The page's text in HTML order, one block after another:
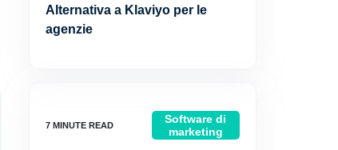
Alternativa a Klaviyo per le
agenzie
Software di
marketing